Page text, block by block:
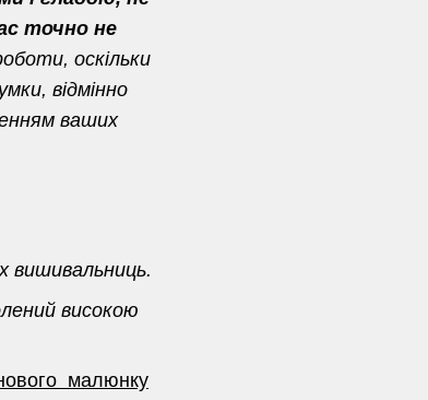
точно не
оскільки
відмінно
ваших
вишивальниць.
високою
малюнку